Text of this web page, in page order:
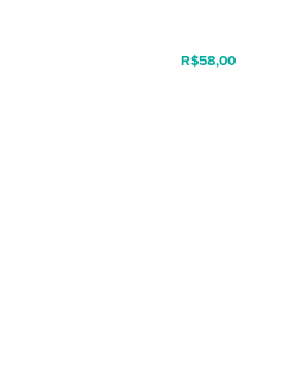
R$58,00